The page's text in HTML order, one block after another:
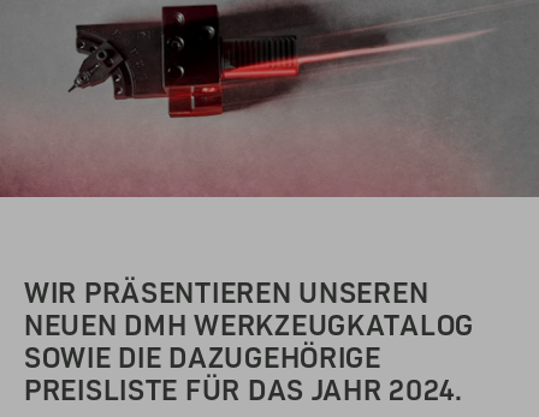
WIR PRÄSENTIEREN UNSEREN
NEUEN DMH WERKZEUGKATALOG
SOWIE DIE DAZUGEHÖRIGE
PREISLISTE FÜR DAS JAHR 2024.